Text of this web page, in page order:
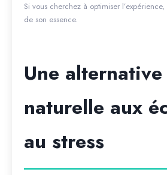
Si vous cherchez à optimiser
de son essence.
Une alternative
naturelle aux
au stress